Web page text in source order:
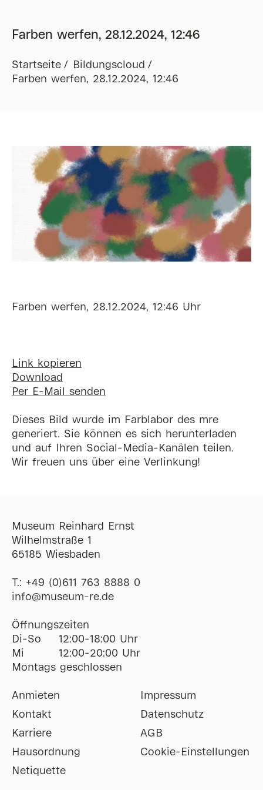
Farben werfen, 28.12.2024, 12:46
Startseite
Bildungscloud
Farben werfen, 28.12.2024, 12:46
Farben werfen, 28.12.2024, 12:46 Uhr
Link kopieren
Download
Per E-Mail senden
Dieses Bild wurde im Farblabor des mre
generiert. Sie können es sich herunterladen
und auf Ihren Social-Media-Kanälen teilen.
Wir freuen uns über eine Verlinkung!
Museum Reinhard Ernst
Wilhelmstraße 1
65185 Wiesbaden
T.: +49 (0)611 763 8888 0
ofni@museum-re de
Öffnungszeiten
Di-So
12:00-18:00 Uhr
Mi
12:00-20:00 Uhr
Montags geschlossen
Anmieten
Kontakt
Karriere
Hausordnung
Netiquette
Impressum
Datenschutz
AGB
Cookie-Einstellungen